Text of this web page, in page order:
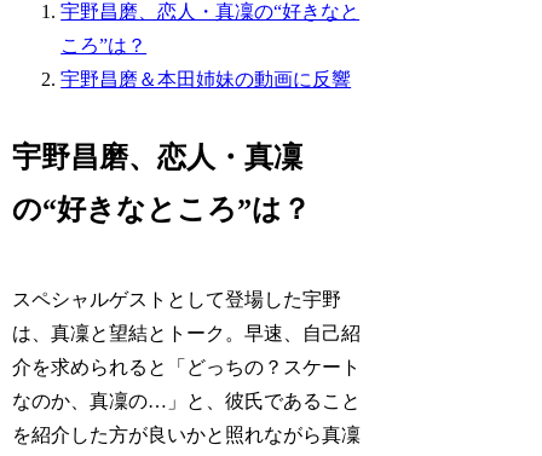
宇野昌磨、恋人・真凜の“好きなと
ころ”は？
宇野昌磨＆本田姉妹の動画に反響
宇野昌磨、恋人・真凜
の“好きなところ”は？
スペシャルゲストとして登場した宇野
は、真凜と望結とトーク。早速、自己紹
介を求められると「どっちの？スケート
なのか、真凜の…」と、彼氏であること
を紹介した方が良いかと照れながら真凜